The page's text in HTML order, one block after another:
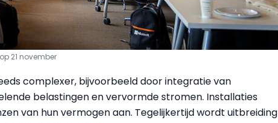
21 november
complexer, bijvoorbeeld door integratie van
belastingen en vervormde stromen. Installaties
van hun vermogen aan. Tegelijkertijd wordt uitbreiding